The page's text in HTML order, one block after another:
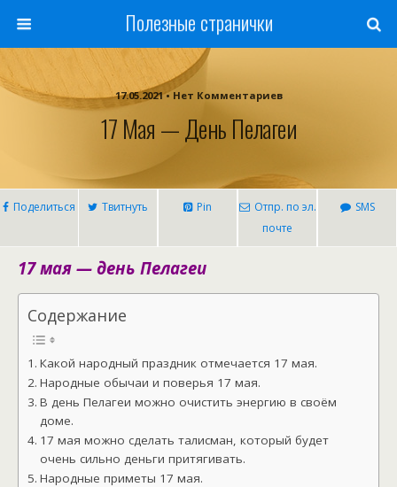
Полезные странички
17.05.2021 • Нет Комментариев
17 Мая — День Пелагеи
Поделиться Твитнуть Pin
Отпр. по эл.
почте
SMS
17 мая — день Пелагеи
Содержание
Какой народный праздник отмечается 17 мая.
Народные обычаи и поверья 17 мая.
В день Пелагеи можно очистить энергию в своём
доме.
17 мая можно сделать талисман, который будет
очень сильно деньги притягивать.
Народные приметы 17 мая.